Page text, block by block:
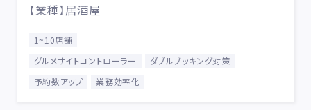
【業種】居酒屋
1~10店舗
グルメサイトコントローラー
ダブルブッキング対策
予約数アップ
業務効率化